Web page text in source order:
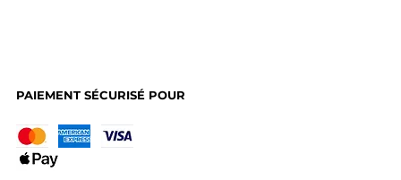
PAIEMENT SÉCURISÉ POUR